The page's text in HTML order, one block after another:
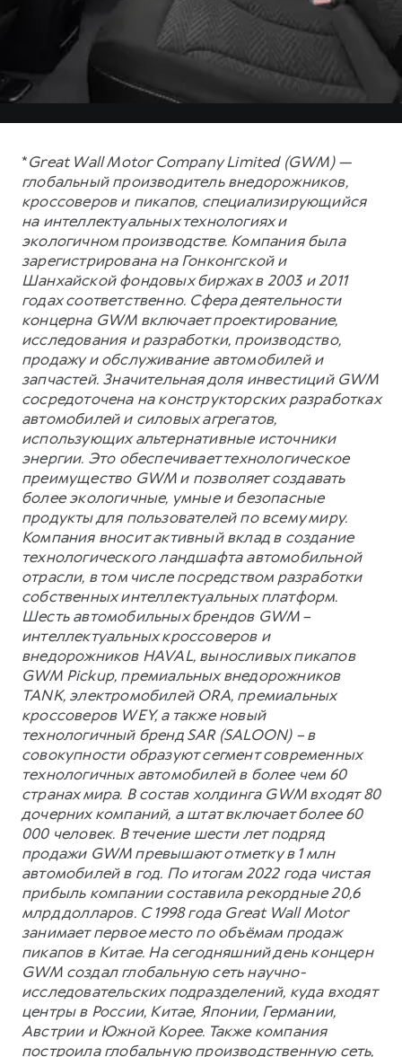
*Great Wall Motor Company Limited (GWM) —
глобальный производитель внедорожников,
кроссоверов и пикапов, специализирующийся
на интеллектуальных технологиях и
экологичном производстве. Компания была
зарегистрирована на Гонконгской и
Шанхайской фондовых биржах в 2003 и 2011
годах соответственно. Сфера деятельности
концерна GWM включает проектирование,
исследования и разработки, производство,
продажу и обслуживание автомобилей и
запчастей. Значительная доля инвестиций GWM
сосредоточена на конструкторских разработках
автомобилей и силовых агрегатов,
использующих альтернативные источники
энергии. Это обеспечивает технологическое
преимущество GWM и позволяет создавать
более экологичные, умные и безопасные
продукты для пользователей по всему миру.
Компания вносит активный вклад в создание
технологического ландшафта автомобильной
отрасли, в том числе посредством разработки
собственных интеллектуальных платформ.
Шесть автомобильных брендов GWM –
интеллектуальных кроссоверов и
внедорожников HAVAL, выносливых пикапов
GWM Pickup, премиальных внедорожников
TANK, электромобилей ORA, премиальных
кроссоверов WEY, а также новый
технологичный бренд SAR (SALOON) – в
совокупности образуют сегмент современных
технологичных автомобилей в более чем 60
странах мира. В состав холдинга GWM входят 80
дочерних компаний, а штат включает более 60
000 человек. В течение шести лет подряд
продажи GWM превышают отметку в 1 млн
автомобилей в год. По итогам 2022 года чистая
прибыль компании составила рекордные 20,6
млрд долларов. С 1998 года Great Wall Motor
занимает первое место по объёмам продаж
пикапов в Китае. На сегодняшний день концерн
GWM создал глобальную сеть научно-
исследовательских подразделений, куда входят
центры в России, Китае, Японии, Германии,
Австрии и Южной Корее. Также компания
построила глобальную производственную сеть,